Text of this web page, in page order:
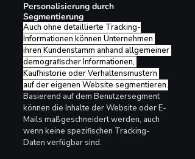
Personalisierung durch
Segmentierung
Auch ohne detaillierte Tracking-
Informationen können Unternehmen
ihren Kundenstamm anhand allgemeiner
demografischer Informationen,
Kaufhistorie oder Verhaltensmustern
auf der eigenen Website segmentieren.
Basierend auf dem Benutzersegment
können die Inhalte der Website oder E-
Mails maßgeschneidert werden, auch
wenn keine spezifischen Tracking-
Daten verfügbar sind.